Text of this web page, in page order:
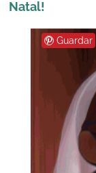
Natal!
Guardar